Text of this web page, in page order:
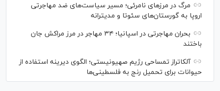
مرگ در مرز‌های نامرئی؛ مسیر سیاست‌های ضد مهاجرتی
اروپا به گورستان‌های سئوتا و مدیترانه
بحران مهاجرتی در اسپانیا؛ ۳۴ مهاجر در مرز مراکش جان
باختند
آلکاتراز تمساحی رژیم صهیونیستی؛ الگوی دیرینه استفاده از
حیوانات برای تحمیل رنج به فلسطینی‌ها